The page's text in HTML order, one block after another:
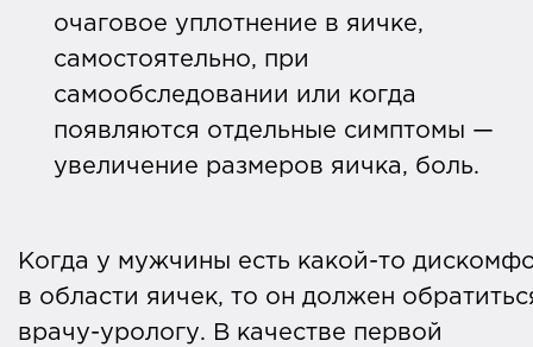
очаговое уплотнение в яичке,
самостоятельно, при
самообследовании или когда
появляются отдельные симптомы —
увеличение размеров яичка, боль.
Когда у мужчины есть какой-то
в области яичек, то он должен
врачу-урологу. В качестве первой